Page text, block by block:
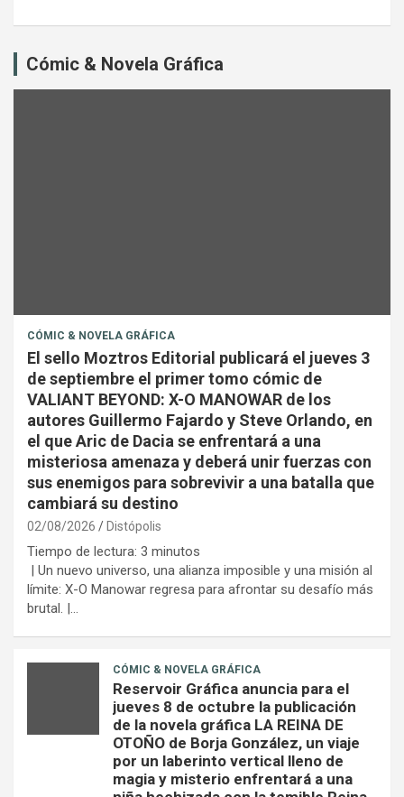
Cómic & Novela Gráfica
CÓMIC & NOVELA GRÁFICA
El sello Moztros Editorial publicará el jueves 3
de septiembre el primer tomo cómic de
VALIANT BEYOND: X-O MANOWAR de los
autores Guillermo Fajardo y Steve Orlando, en
el que Aric de Dacia se enfrentará a una
misteriosa amenaza y deberá unir fuerzas con
sus enemigos para sobrevivir a una batalla que
cambiará su destino
02/08/2026 Distópolis
Tiempo de lectura: 3 minutos
| Un nuevo universo, una alianza imposible y una misión al
límite: X-O Manowar regresa para afrontar su desafío más
brutal. |…
CÓMIC & NOVELA GRÁFICA
Reservoir Gráfica anuncia para el
jueves 8 de octubre la publicación
de la novela gráfica LA REINA DE
OTOÑO de Borja González, un viaje
por un laberinto vertical lleno de
magia y misterio enfrentará a una